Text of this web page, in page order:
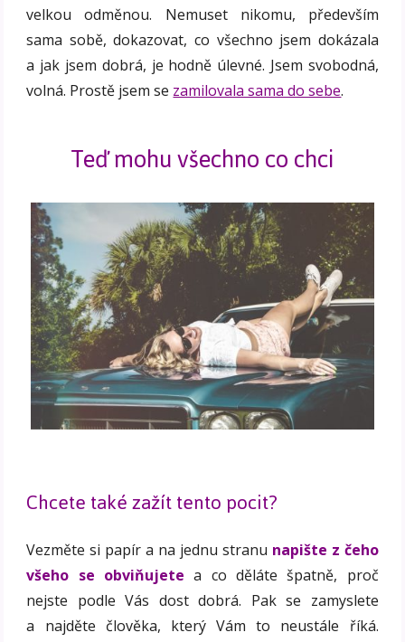
velkou odměnou. Nemuset nikomu, především
sama sobě, dokazovat, co všechno jsem dokázala
a jak jsem dobrá, je hodně úlevné. Jsem svobodná,
volná. Prostě jsem se zamilovala sama do sebe.
Teď mohu všechno co chci
Chcete také zažít tento pocit?
Vezměte si papír a na jednu stranu napište z čeho
všeho se obviňujete a co děláte špatně, proč
nejste podle Vás dost dobrá. Pak se zamyslete
a najděte člověka, který Vám to neustále říká.